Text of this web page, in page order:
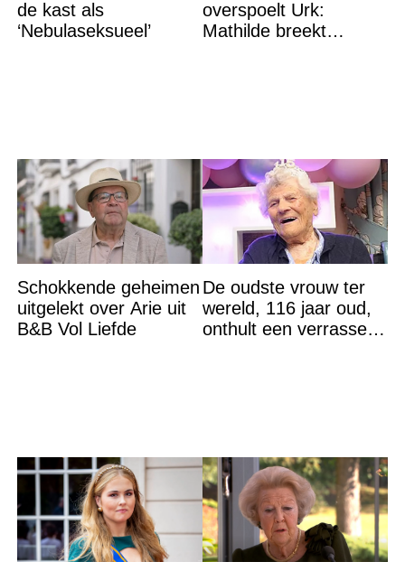
de kast als
‘Nebulaseksueel’
overspoelt Urk:
Mathilde breekt
Schokkende geheimen
uitgelekt over Arie uit
B&B Vol Liefde
De oudste vrouw ter
wereld, 116 jaar oud,
onthult een verrassend